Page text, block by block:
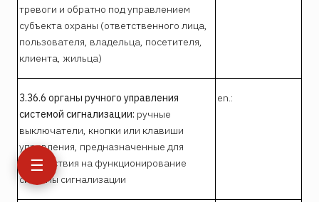
☰
тревоги и обратно под управлением
субъекта охраны (ответственного лица,
пользователя, владельца, посетителя,
клиента, жильца)
3.36.6 органы ручного управления
системой сигнализации: ручные
выключатели, кнопки или клавиши
управления, предназначенные для
воздействия на функционирование
системы сигнализации
en.: